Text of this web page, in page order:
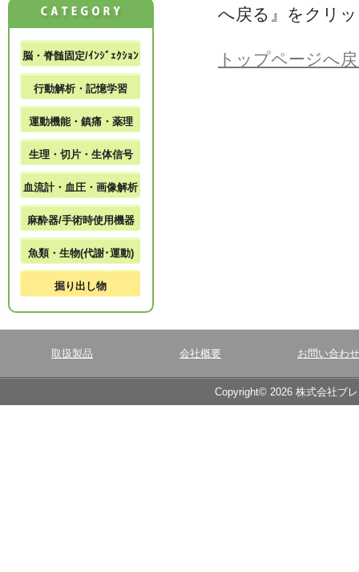
へ戻る』をクリ
トップページへ
脳・脊髄固定/ｲﾝｼﾞｪｸｼｮﾝ
行動解析・記憶学習
運動機能・鎮痛・薬理
生理・切片・生体信号
血流計・血圧・画像解析
麻酔器/手術時使用機器
魚類・生物(代謝･運動)
掘り出し物
取扱製品 会社概要 お問い合わせ
Copyright© 2026 株式会社ブ